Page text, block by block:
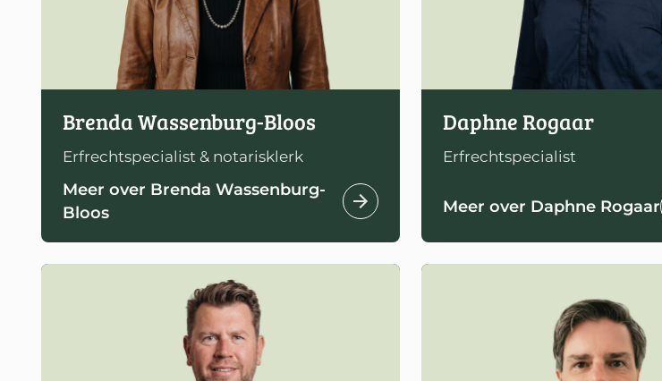
Brenda Wassenburg-Bloos
Erfrechtspecialist & notarisklerk
Meer over Brenda Wassenburg-
Bloos
Daphne Rogaar
Erfrechtspecialist
Meer over Daphne Rogaar